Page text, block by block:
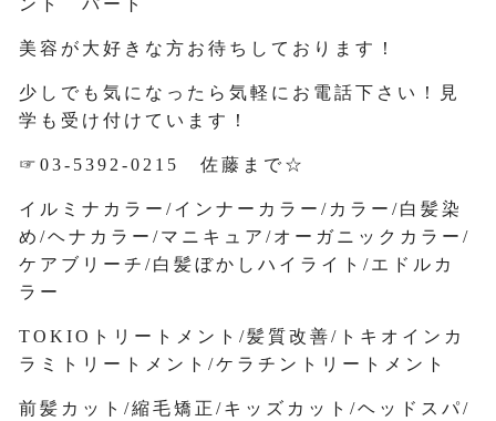
ント パート
美容が大好きな方お待ちしております！
少しでも気になったら気軽にお電話下さい！見
学も受け付けています！
☞03-5392-0215 佐藤まで☆
イルミナカラー/インナーカラー/カラー/白髪染
め/ヘナカラー/マニキュア/オーガニックカラー/
ケアブリーチ/白髪ぼかしハイライト/エドルカ
ラー
TOKIOトリートメント/髪質改善/トキオインカ
ラミトリートメント/ケラチントリートメント
前髪カット/縮毛矯正/キッズカット/ヘッドスパ/